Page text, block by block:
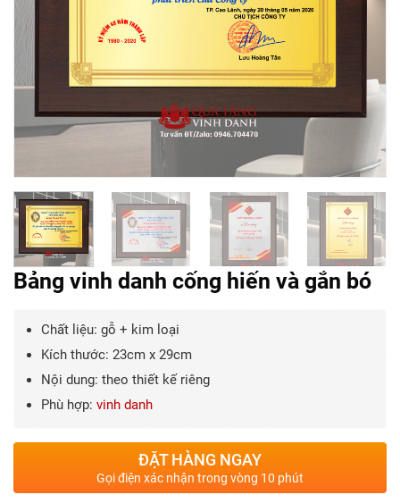
Bảng vinh danh cống hiến và gắn bó
Chất liệu: gỗ + kim loại
Kích thước: 23cm x 29cm
Nội dung: theo thiết kế riêng
Phù hợp: vinh danh
ĐẶT HÀNG NGAY
Gọi điện xác nhận trong vòng 10 phút